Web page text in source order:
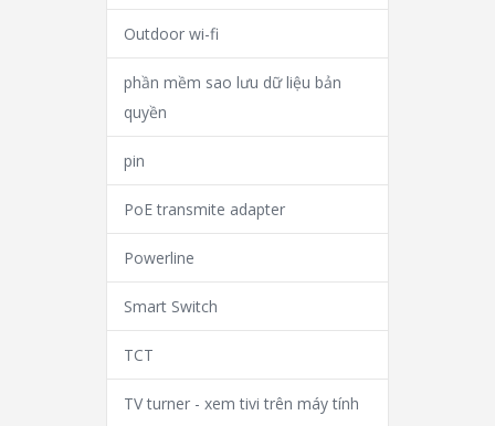
Outdoor wi-fi
phần mềm sao lưu dữ liệu bản
quyền
pin
PoE transmite adapter
Powerline
Smart Switch
TCT
TV turner - xem tivi trên máy tính